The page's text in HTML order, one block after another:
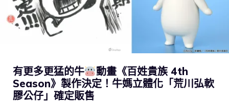
有更多更猛的牛
動畫《百姓貴族 4th
Season》製作決定！牛媽立體化「荒川弘軟
膠公仔」確定販售